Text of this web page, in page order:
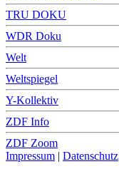
TRU DOKU
WDR Doku
Welt
Weltspiegel
Y-Kollektiv
ZDF Info
ZDF Zoom
Impressum | Datenschutz